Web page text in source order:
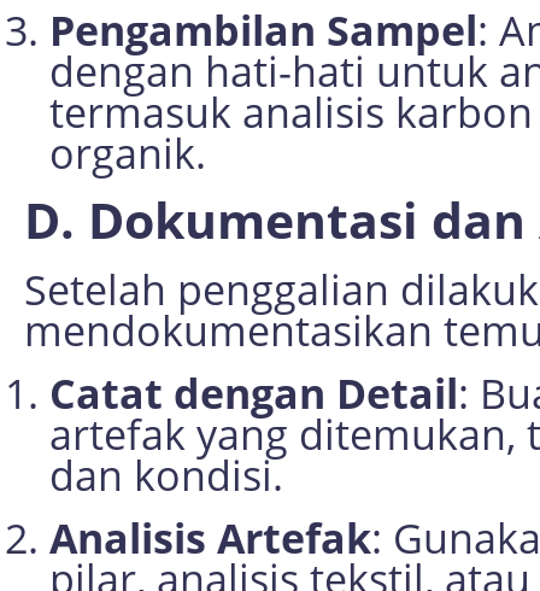
Pengambilan Sampel:
dengan hati-hati untuk
termasuk analisis
organik.
D. Dokumentasi
Setelah penggalian
mendokumentasikan
Catat dengan Detail:
artefak yang ditemukan,
dan kondisi.
Analisis Artefak:
pilar, analisis tekstil,